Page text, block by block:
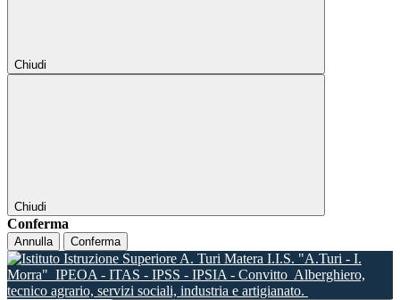
Chiudi
Chiudi
Conferma
Annulla Conferma
I.I.S. "A.Turi - I.
Morra" IPEOA - ITAS - IPSS - IPSIA - Convitto Alberghiero,
tecnico agrario, servizi sociali, industria e artigianato.